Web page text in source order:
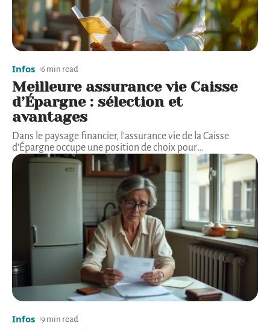
Infos 6 min read
Meilleure assurance vie Caisse
d’Épargne : sélection et
avantages
Dans le paysage financier, l'assurance vie de la Caisse
d'Épargne occupe une position de choix pour…
Infos 9 min read